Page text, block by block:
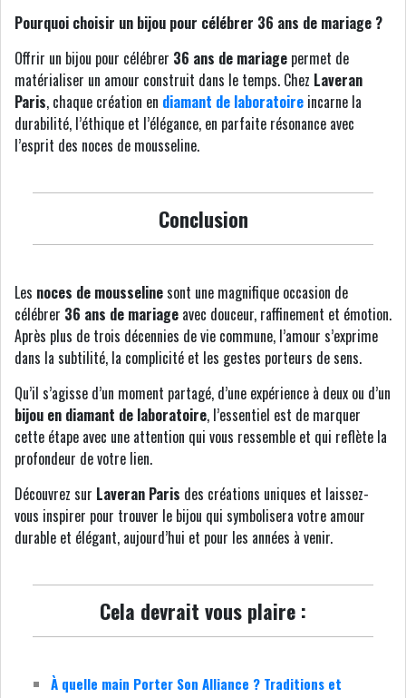
Pourquoi choisir un bijou pour célébrer 36 ans de mariage ?
Offrir un bijou pour célébrer 36 ans de mariage permet de
matérialiser un amour construit dans le temps. Chez Laveran
Paris, chaque création en diamant de laboratoire incarne la
durabilité, l’éthique et l’élégance, en parfaite résonance avec
l’esprit des noces de mousseline.
Conclusion
Les noces de mousselinesont une magnifique occasion de
célébrer 36 ans de mariage avec douceur, raffinement et émotion.
Après plus de trois décennies de vie commune, l’amour s’exprime
dans la subtilité, la complicité et les gestes porteurs de sens.
Qu’il s’agisse d’un moment partagé, d’une expérience à deux ou d’un
bijou en diamant de laboratoire, l’essentiel est de marquer
cette étape avec une attention qui vous ressemble et qui reflète la
profondeur de votre lien.
Découvrez sur Laveran Paris des créations uniques et laissez-
vous inspirer pour trouver le bijou qui symbolisera votre amour
durable et élégant, aujourd’hui et pour les années à venir.
Cela devrait vous plaire :
À quelle main Porter Son Alliance ? Traditions et